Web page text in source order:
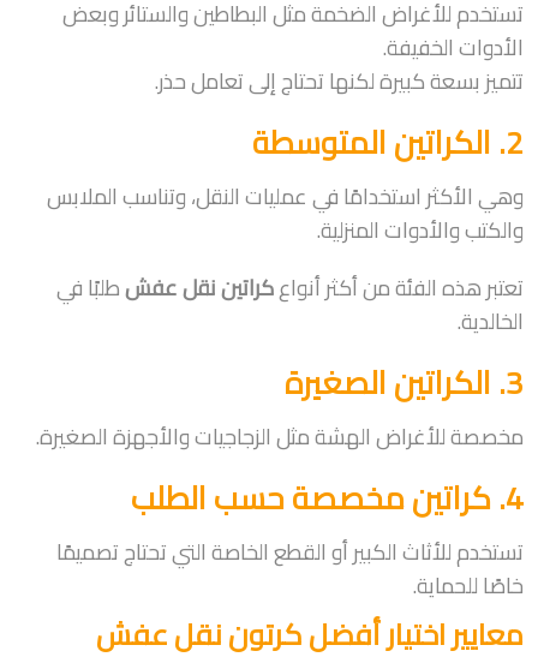
تستخدم للأغراض الضخمة مثل البطاطين والستائر وبعض
الأدوات الخفيفة.
تتميز بسعة كبيرة لكنها تحتاج إلى تعامل حذر.
2. الكراتين المتوسطة
وهي الأكثر استخدامًا في عمليات النقل، وتناسب الملابس
والكتب والأدوات المنزلية.
تعتبر هذه الفئة من أكثر أنواعكراتين نقل عفشطلبًا في
الخالدية.
3. الكراتين الصغيرة
مخصصة للأغراض الهشة مثل الزجاجيات والأجهزة الصغيرة.
4. كراتين مخصصة حسب الطلب
تستخدم للأثاث الكبير أو القطع الخاصة التي تحتاج تصميمًا
خاصًا للحماية.
معايير اختيار أفضل كرتون نقل عفش